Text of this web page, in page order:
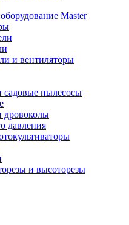
Master
и вентиляторы
садовые пылесосы
дровоколы
давления
и высоторезы